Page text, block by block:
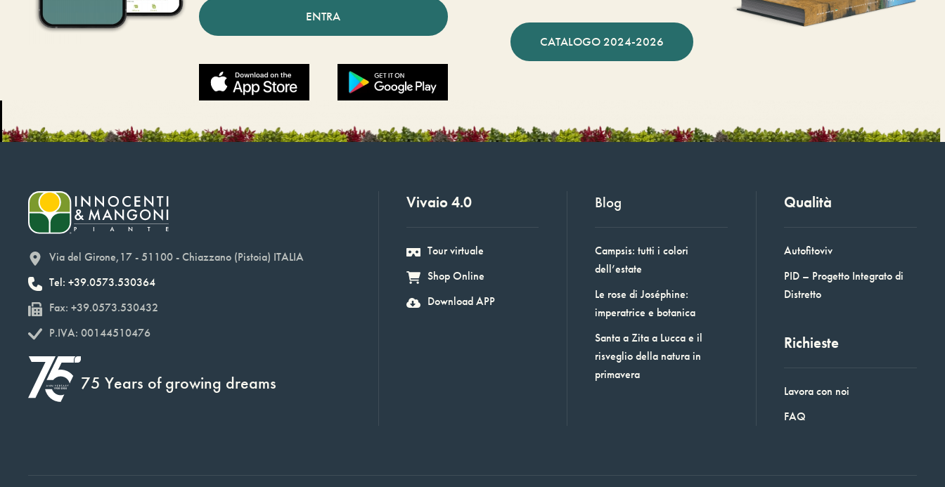
ENTRA
CATALOGO 2024-2026
Via del Girone,17 - 51100 - Chiazzano (Pistoia) ITALIA
Tel: +39.0573.530364
Fax: +39.0573.530432
P.IVA: 00144510476
75 Years of growing dreams
Vivaio 4.0
Tour virtuale
Shop Online
Download APP
Blog
Campsis: tutti i colori
dell’estate
Le rose di Joséphine:
imperatrice e botanica
Santa a Zita a Lucca e il
risveglio della natura in
primavera
Qualità
Autofitoviv
PID – Progetto Integrato di
Distretto
Richieste
Lavora con noi
FAQ